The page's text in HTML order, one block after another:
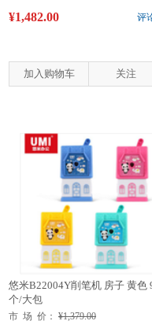
评
¥1,482.00
加入购物车 关注
悠米B22004Y削笔机 房子 黄色
个/大包
市 场 价： ¥1,379.00